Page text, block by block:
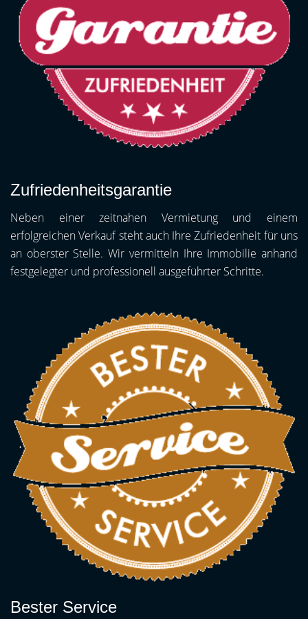
Zufriedenheitsgarantie
Neben einer zeitnahen Vermietung und einem
erfolgreichen Verkauf steht auch Ihre Zufriedenheit für uns
an oberster Stelle. Wir vermitteln Ihre Immobilie anhand
festgelegter und professionell ausgeführter Schritte.
Bester Service